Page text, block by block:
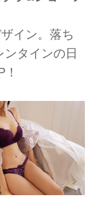
イン。落ち
タインの日